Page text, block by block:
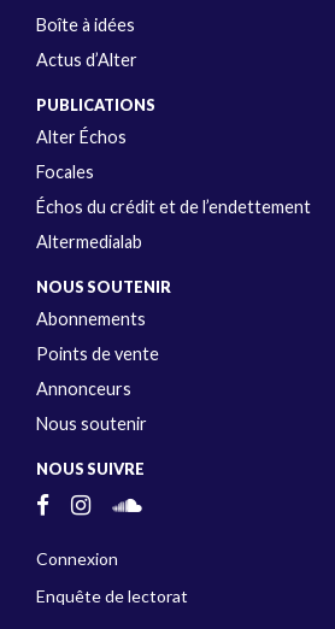
Boîte à idées
Actus d’Alter
PUBLICATIONS
Alter Échos
Focales
Échos du crédit et de l’endettement
Altermedialab
NOUS SOUTENIR
Abonnements
Points de vente
Annonceurs
Nous soutenir
NOUS SUIVRE
Connexion
Enquête de lectorat